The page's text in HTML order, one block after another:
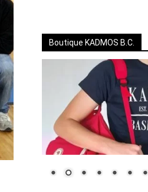
Boutique KADMOS B.C.